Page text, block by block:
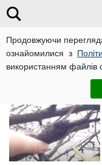
Продовжуючи
ознайомилися з
використанням файлів
Город